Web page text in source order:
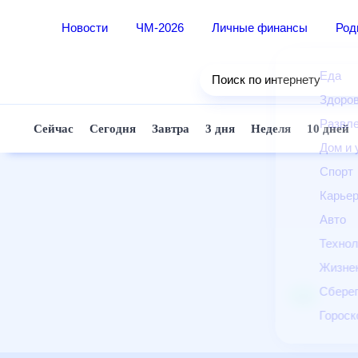
Новости ЧМ-2026 Личные финансы
Еда
Дом
Спорт
Авто
Поиск по интернету
Сейчас Сегодня Завтра 3 дня Неделя 10